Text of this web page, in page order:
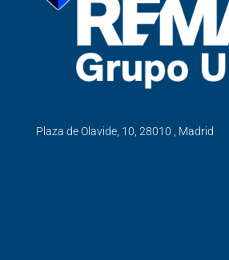
Plaza de Olavide, 10, 28010 , Madrid